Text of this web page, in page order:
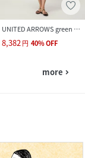
UNITED ARROWS green label relaxing
8,382円 40%OFF
more navigate_next